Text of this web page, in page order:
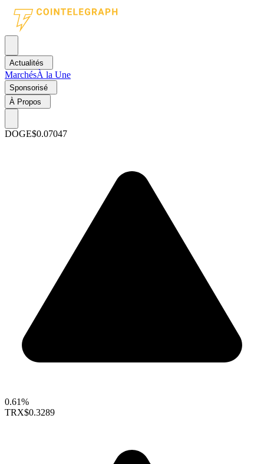
Actualités
MarchésÀ la Une
Sponsorisé
À Propos
DOGE$0.07047
0.61%
TRX$0.3289